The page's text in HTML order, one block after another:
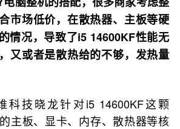
市场低价，在散热器、主板等硬
情况，导致了i5 14600KF性能无
又或者是散热给的不够，发热量
科技晓龙针对i5 14600KF这颗
主板、显卡、内存、散热器等核